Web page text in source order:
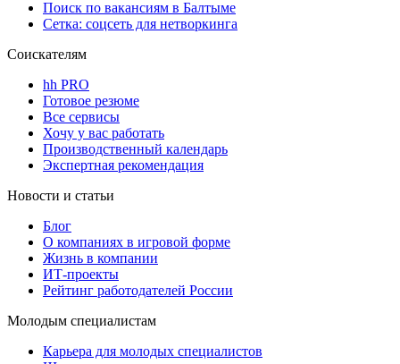
Поиск по вакансиям в Балтыме
Сетка: соцсеть для нетворкинга
Соискателям
hh PRO
Готовое резюме
Все сервисы
Хочу у вас работать
Производственный календарь
Экспертная рекомендация
Новости и статьи
Блог
О компаниях в игровой форме
Жизнь в компании
ИТ-проекты
Рейтинг работодателей России
Молодым специалистам
Карьера для молодых специалистов